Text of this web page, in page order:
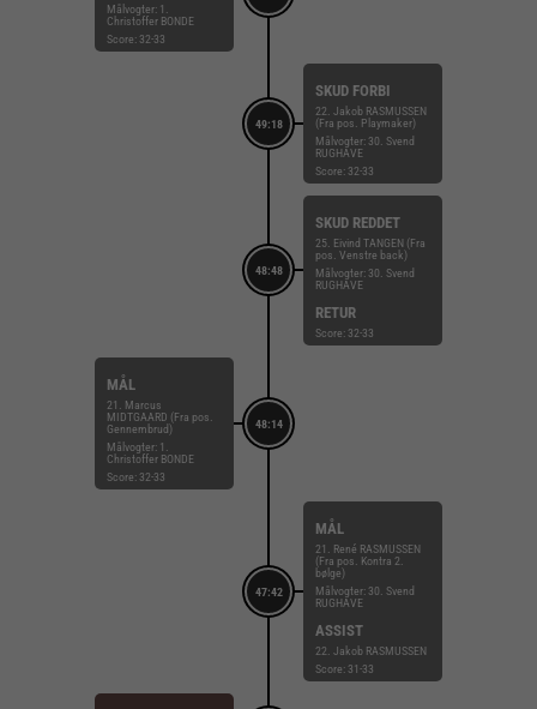
Målvogter: 1.
Christoffer BONDE
Score: 32-33
49:18
SKUD FORBI
22. Jakob RASMUSSEN
(Fra pos. Playmaker)
Målvogter: 30. Svend
RUGHAVE
Score: 32-33
48:48
SKUD REDDET
25. Eivind TANGEN (Fra
pos. Venstre back)
Målvogter: 30. Svend
RUGHAVE
RETUR
Score: 32-33
48:14
MÅL
21. Marcus
MIDTGAARD (Fra pos.
Gennembrud)
Målvogter: 1.
Christoffer BONDE
Score: 32-33
47:42
MÅL
21. René RASMUSSEN
(Fra pos. Kontra 2.
bølge)
Målvogter: 30. Svend
RUGHAVE
ASSIST
22. Jakob RASMUSSEN
Score: 31-33